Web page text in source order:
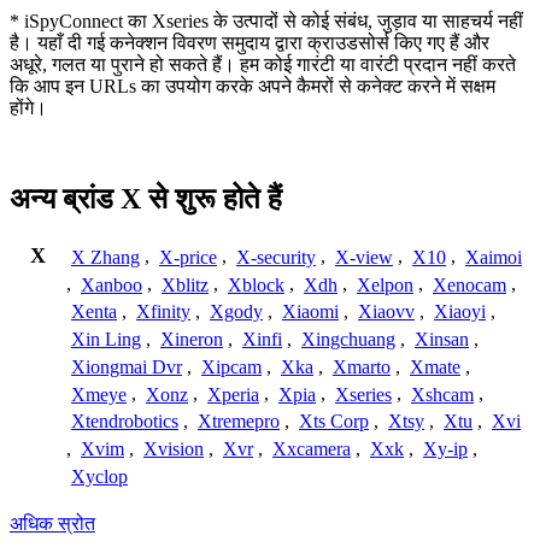
* iSpyConnect का Xseries के उत्पादों से कोई संबंध, जुड़ाव या साहचर्य नहीं
है। यहाँ दी गई कनेक्शन विवरण समुदाय द्वारा क्राउडसोर्स किए गए हैं और
अधूरे, गलत या पुराने हो सकते हैं। हम कोई गारंटी या वारंटी प्रदान नहीं करते
कि आप इन URLs का उपयोग करके अपने कैमरों से कनेक्ट करने में सक्षम
होंगे।
अन्य ब्रांड X से शुरू होते हैं
X X Zhang , X-price , X-security , X-view , X10 , Xaimoi
, Xanboo , Xblitz , Xblock , Xdh , Xelpon , Xenocam ,
Xenta , Xfinity , Xgody , Xiaomi , Xiaovv , Xiaoyi ,
Xin Ling , Xineron , Xinfi , Xingchuang , Xinsan ,
Xiongmai Dvr , Xipcam , Xka , Xmarto , Xmate ,
Xmeye , Xonz , Xperia , Xpia , Xseries , Xshcam ,
Xtendrobotics , Xtremepro , Xts Corp , Xtsy , Xtu , Xvi
, Xvim , Xvision , Xvr , Xxcamera , Xxk , Xy-ip ,
Xyclop
अधिक स्रोत